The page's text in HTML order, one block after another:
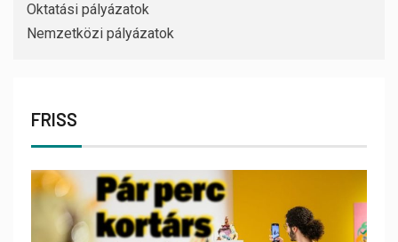
Oktatási pályázatok
Nemzetközi pályázatok
FRISS